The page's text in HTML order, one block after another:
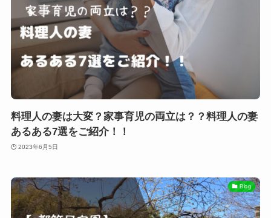
料理人の妻は大変？家事育児の両立は？？料理人の妻
あるある7選をご紹介！！
2023年6月5日
Blog